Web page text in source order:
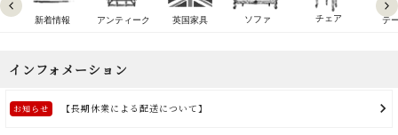
新着情報 アンティーク 英国家具 ソファ チェア テ